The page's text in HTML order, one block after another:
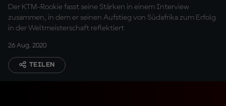
Der KTM-Rookie fasst seine Stärken in einem Interview
zusammen, in dem er seinen Aufstieg von Südafrika zum Erfolg
in der Weltmeisterschaft reflektiert
26 Aug. 2020
TEILEN